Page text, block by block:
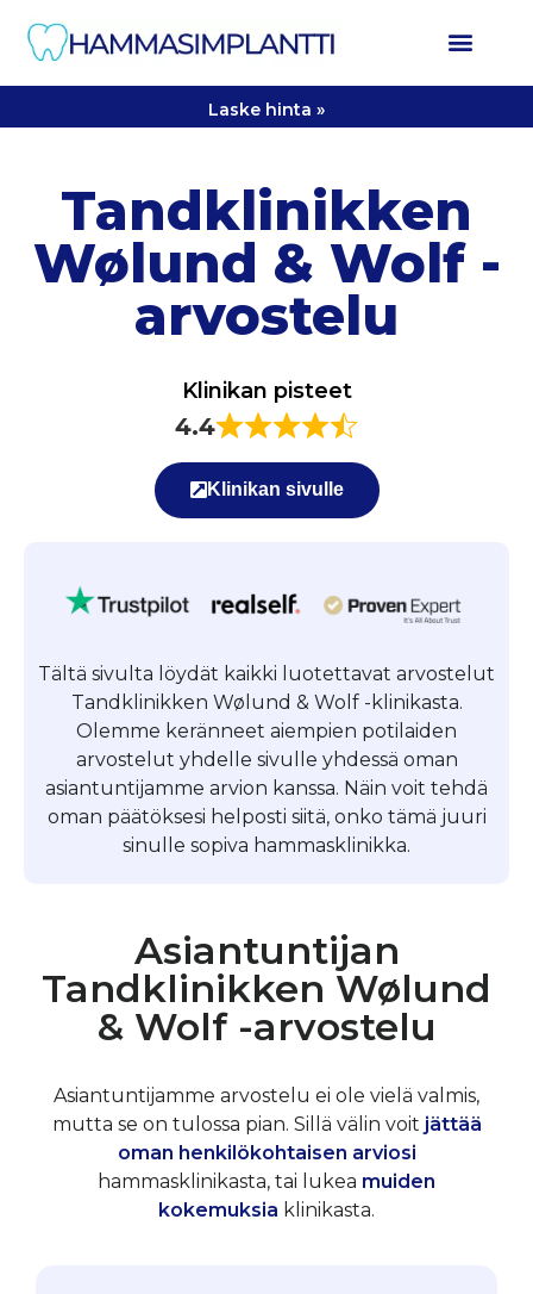
Laske hinta »
Tandklinikken
Wølund & Wolf -
arvostelu
Klinikan pisteet
4.4
Klinikan sivulle
Tältä sivulta löydät kaikki luotettavat arvostelut
Tandklinikken Wølund & Wolf -klinikasta.
Olemme keränneet aiempien potilaiden
arvostelut yhdelle sivulle yhdessä oman
asiantuntijamme arvion kanssa. Näin voit tehdä
oman päätöksesi helposti siitä, onko tämä juuri
sinulle sopiva hammasklinikka.
Asiantuntijan
Tandklinikken Wølund
& Wolf -arvostelu
Asiantuntijamme arvostelu ei ole vielä valmis,
mutta se on tulossa pian. Sillä välin voit jättää
oman henkilökohtaisen arviosi
hammasklinikasta, tai lukea muiden
kokemuksia klinikasta.